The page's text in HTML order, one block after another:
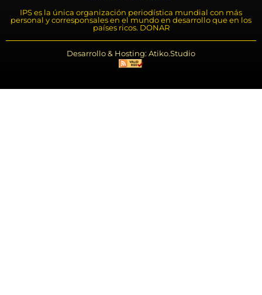
IPS es la única organización periodística mundial con más
personal y corresponsales en el mundo en desarrollo que en los
países ricos. DONAR
Desarrollo & Hosting: Atiko.Studio